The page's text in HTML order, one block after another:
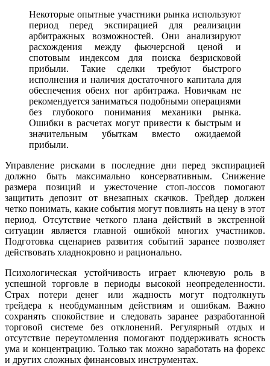
Некоторые опытные участники рынка используют
период перед экспирацией для реализации
арбитражных возможностей. Они анализируют
расхождения между фьючерсной ценой и
спотовым индексом для поиска безрисковой
прибыли. Такие сделки требуют быстрого
исполнения и наличия достаточного капитала для
обеспечения обеих ног арбитража. Новичкам не
рекомендуется заниматься подобными операциями
без глубокого понимания механики рынка.
Ошибки в расчетах могут привести к быстрым и
значительным убыткам вместо ожидаемой
прибыли.
Управление рисками в последние дни перед экспирацией
должно быть максимально консервативным. Снижение
размера позиций и ужесточение стоп-лоссов помогают
защитить депозит от внезапных скачков. Трейдер должен
четко понимать, какие события могут повлиять на цену в этот
период. Отсутствие четкого плана действий в экстренной
ситуации является главной ошибкой многих участников.
Подготовка сценариев развития событий заранее позволяет
действовать хладнокровно и рационально.
Психологическая устойчивость играет ключевую роль в
успешной торговле в периоды высокой неопределенности.
Страх потери денег или жадность могут подтолкнуть
трейдера к необдуманным действиям и ошибкам. Важно
сохранять спокойствие и следовать заранее разработанной
торговой системе без отклонений. Регулярный отдых и
отсутствие переутомления помогают поддерживать ясность
ума и концентрацию. Только так можно заработать на форекс
и других сложных финансовых инструментах.